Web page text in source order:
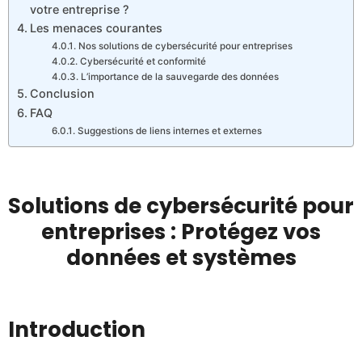
votre entreprise ?
Les menaces courantes
Nos solutions de cybersécurité pour entreprises
Cybersécurité et conformité
L’importance de la sauvegarde des données
Conclusion
FAQ
Suggestions de liens internes et externes
Solutions de cybersécurité pour
entreprises : Protégez vos
données et systèmes
Introduction